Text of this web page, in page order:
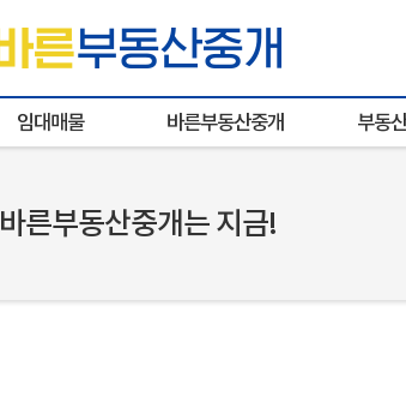
임대매물 바른부동산중개 부동
바른부동산중개는 지금!